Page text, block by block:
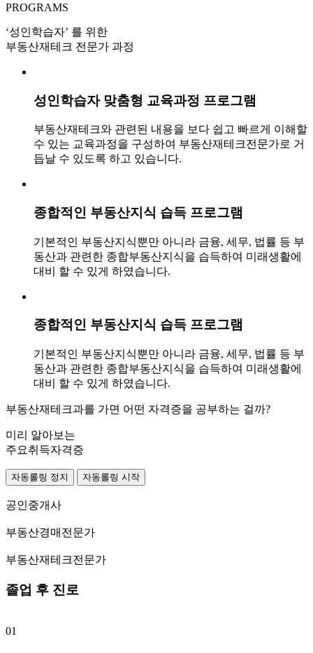
PROGRAMS
‘성인학습자’ 를 위한
부동산재테크 전문가 과정
성인학습자 맞춤형 교육과정 프로그램
부동산재테크와 관련된 내용을 보다 쉽고 빠르게 이해할
수 있는 교육과정을 구성하여 부동산재테크전문가로 거
듭날 수 있도록 하고 있습니다.
종합적인 부동산지식 습득 프로그램
기본적인 부동산지식뿐만 아니라 금융, 세무, 법률 등 부
동산과 관련한 종합부동산지식을 습득하여 미래생활에
대비 할 수 있게 하였습니다.
종합적인 부동산지식 습득 프로그램
기본적인 부동산지식뿐만 아니라 금융, 세무, 법률 등 부
동산과 관련한 종합부동산지식을 습득하여 미래생활에
대비 할 수 있게 하였습니다.
부동산재테크과를 가면 어떤 자격증을 공부하는 걸까?
미리 알아보는
주요취득자격증
자동롤링 정지 자동롤링 시작
공인중개사
부동산경매전문가
부동산재테크전문가
졸업 후 진로
01